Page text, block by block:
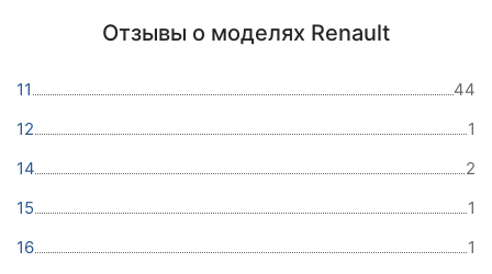
Отзывы о моделях Renault
11
44
12
1
14
2
15
1
16
1